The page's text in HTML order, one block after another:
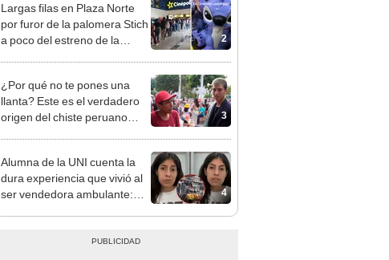
2
Largas filas en Plaza Norte
por furor de la palomera Stich
a poco del estreno de la
3
¿Por qué no te pones una
llanta? Este es el verdadero
origen del chiste peruano
4
Alumna de la UNI cuenta la
dura experiencia que vivió al
ser vendedora ambulante: